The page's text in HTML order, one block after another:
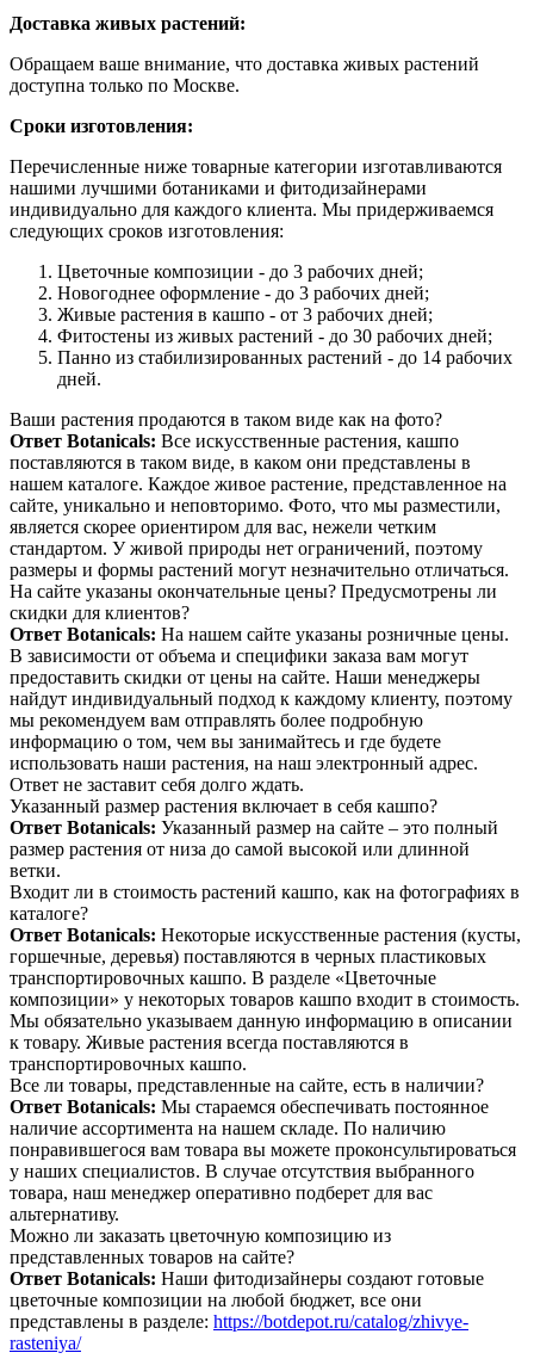
Доставка живых растений:
Обращаем ваше внимание, что доставка живых растений
доступна только по Москве.
Сроки изготовления:
Перечисленные ниже товарные категории изготавливаются
нашими лучшими ботаниками и фитодизайнерами
индивидуально для каждого клиента. Мы придерживаемся
следующих сроков изготовления:
Цветочные композиции - до 3 рабочих дней;
Новогоднее оформление - до 3 рабочих дней;
Живые растения в кашпо - от 3 рабочих дней;
Фитостены из живых растений - до 30 рабочих дней;
Панно из стабилизированных растений - до 14 рабочих
дней.
Ваши растения продаются в таком виде как на фото?
Ответ Botanicals: Все искусственные растения, кашпо
поставляются в таком виде, в каком они представлены в
нашем каталоге. Каждое живое растение, представленное на
сайте, уникально и неповторимо. Фото, что мы разместили,
является скорее ориентиром для вас, нежели четким
стандартом. У живой природы нет ограничений, поэтому
размеры и формы растений могут незначительно отличаться.
На сайте указаны окончательные цены? Предусмотрены ли
скидки для клиентов?
Ответ Botanicals: На нашем сайте указаны розничные цены.
В зависимости от объема и специфики заказа вам могут
предоставить скидки от цены на сайте. Наши менеджеры
найдут индивидуальный подход к каждому клиенту, поэтому
мы рекомендуем вам отправлять более подробную
информацию о том, чем вы занимайтесь и где будете
использовать наши растения, на наш электронный адрес.
Ответ не заставит себя долго ждать.
Указанный размер растения включает в себя кашпо?
Ответ Botanicals: Указанный размер на сайте – это полный
размер растения от низа до самой высокой или длинной
ветки.
Входит ли в стоимость растений кашпо, как на фотографиях в
каталоге?
Ответ Botanicals: Некоторые искусственные растения (кусты,
горшечные, деревья) поставляются в черных пластиковых
транспортировочных кашпо. В разделе «Цветочные
композиции» у некоторых товаров кашпо входит в стоимость.
Мы обязательно указываем данную информацию в описании
к товару. Живые растения всегда поставляются в
транспортировочных кашпо.
Все ли товары, представленные на сайте, есть в наличии?
Ответ Botanicals: Мы стараемся обеспечивать постоянное
наличие ассортимента на нашем складе. По наличию
понравившегося вам товара вы можете проконсультироваться
у наших специалистов. В случае отсутствия выбранного
товара, наш менеджер оперативно подберет для вас
альтернативу.
Можно ли заказать цветочную композицию из
представленных товаров на сайте?
Ответ Botanicals: Наши фитодизайнеры создают готовые
цветочные композиции на любой бюджет, все они
представлены в разделе: https://botdepot.ru/catalog/zhivye-
rasteniya/